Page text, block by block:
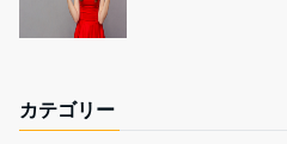
カテゴリー